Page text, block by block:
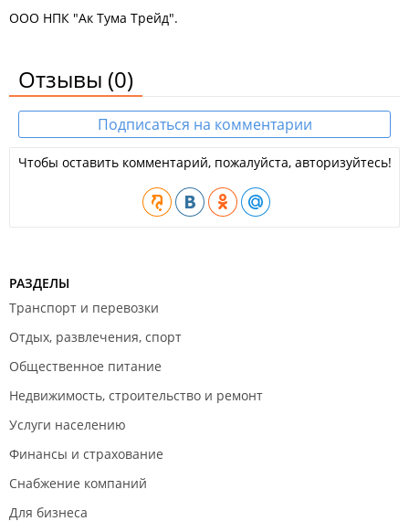
ООО НПК "Ак Тума Трейд".
Отзывы (0)
Подписаться на комментарии
Чтобы оставить комментарий, пожалуйста, авторизуйтесь!
РАЗДЕЛЫ
Транспорт и перевозки
Отдых, развлечения, спорт
Общественное питание
Недвижимость, строительство и ремонт
Услуги населению
Финансы и страхование
Снабжение компаний
Для бизнеса